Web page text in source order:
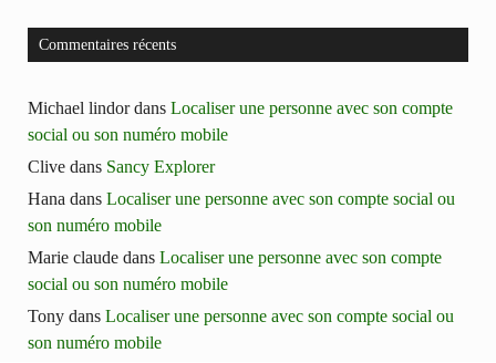
Commentaires récents
Michael lindordans Localiser une personne avec son compte
social ou son numéro mobile
Clive dans Sancy Explorer
Hana dans Localiser une personne avec son compte social ou
son numéro mobile
Marie claude dans Localiser une personne avec son compte
social ou son numéro mobile
Tony dans Localiser une personne avec son compte social ou
son numéro mobile